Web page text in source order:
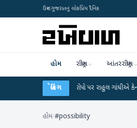
ઉત્તર ગુજરાતનું લોકપ્રિય દૈનિક
હોમ રાષ્ટ્રીય આંતરરાષ્ટ્રીય
બ્રેકિંગ
પરીક્ષા લીકના આરોપો પર રાહુલ ગાંધીએ કેન્દ્ર પર
હોમ/#possibility